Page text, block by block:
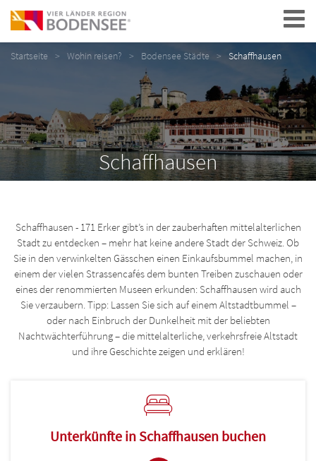
Navigation
Startseite Wohin reisen? Bodensee Städte Schaffhausen
Schaffhausen
Schaffhausen - 171 Erker gibt’s in der zauberhaften mittelalterlichen
Stadt zu entdecken – mehr hat keine andere Stadt der Schweiz. Ob
Sie in den verwinkelten Gässchen einen Einkaufsbummel machen, in
einem der vielen Strassencafés dem bunten Treiben zuschauen oder
eines der renommierten Museen erkunden: Schaffhausen wird auch
Sie verzaubern. Tipp: Lassen Sie sich auf einem Altstadtbummel –
oder nach Einbruch der Dunkelheit mit der beliebten
Nachtwächterführung – die mittelalterliche, verkehrsfreie Altstadt
und ihre Geschichte zeigen und erklären!
Unterkünfte in Schaffhausen buchen